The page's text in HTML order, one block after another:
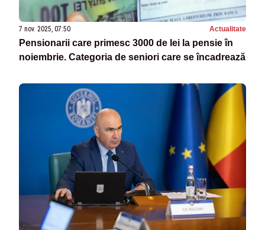
7 nov. 2025, 07:50 Actualitate
Pensionarii care primesc 3000 de lei la pensie în
noiembrie. Categoria de seniori care se încadrează